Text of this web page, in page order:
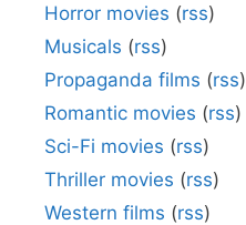
Horror movies (rss)
Musicals (rss)
Propaganda films (rss)
Romantic movies (rss)
Sci-Fi movies (rss)
Thriller movies (rss)
Western films (rss)